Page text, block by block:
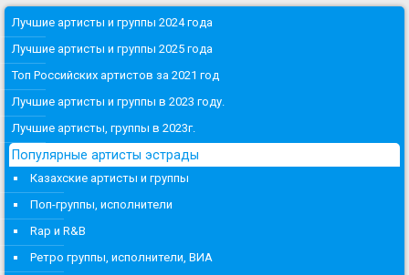
Лучшие артисты и группы 2024 года
Лучшие артисты и группы 2025 года
Топ Российских артистов за 2021 год
Лучшие артисты и группы в 2023 году.
Лучшие артисты, группы в 2023г.
Популярные артисты эстрады
Казахские артисты и группы
Поп-группы, исполнители
Rap и R&B
Ретро группы, исполнители, ВИА